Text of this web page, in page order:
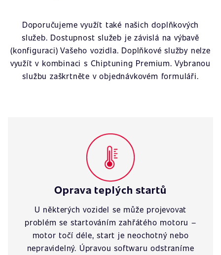
Doporučujeme využít také našich doplňkových
služeb. Dostupnost služeb je závislá na výbavě
(konfiguraci) Vašeho vozidla. Doplňkové služby nelze
využít v kombinaci s Chiptuning Premium. Vybranou
službu zaškrtněte v objednávkovém formuláři.
Oprava teplých startů
U některých vozidel se může projevovat
problém se startováním zahřátého motoru –
motor točí déle, start je neochotný nebo
nepravidelný. Úpravou softwaru odstraníme